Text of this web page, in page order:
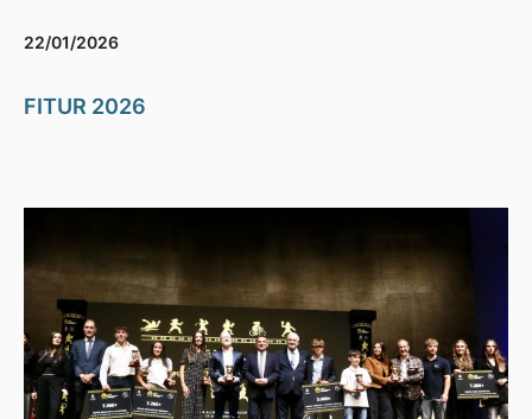
22/01/2026
FITUR 2026